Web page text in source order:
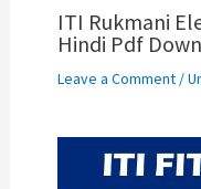
ITI Rukmani
Hindi Pdf
Leave a Comment /